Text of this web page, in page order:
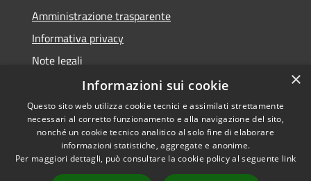
Amministrazione trasparente
Informativa privacy
Note legali
Dichiarazione di accessibilità
RSS
Accessibilità
Copyright © 2026 • Comune di
×
Informazioni sui cookie
Questo sito web utilizza cookie tecnici e assimilati strettamente
necessari al corretto funzionamento e alla navigazione del sito,
nonché un cookie tecnico analitico al solo fine di elaborare
informazioni statistiche, aggregate e anonime.
Per maggiori dettagli, può consultare la cookie policy al seguente link